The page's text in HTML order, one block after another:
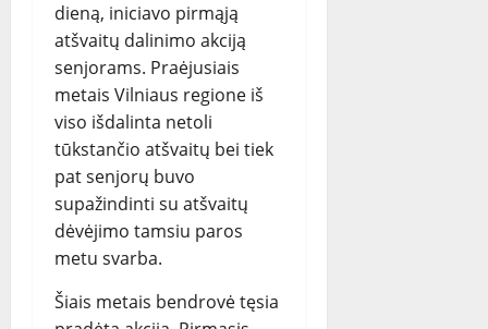
dieną, iniciavo pirmąją
atšvaitų dalinimo akciją
senjorams. Praėjusiais
metais Vilniaus regione iš
viso išdalinta netoli
tūkstančio atšvaitų bei tiek
pat senjorų buvo
supažindinti su atšvaitų
dėvėjimo tamsiu paros
metu svarba.
Šiais metais bendrovė tęsia